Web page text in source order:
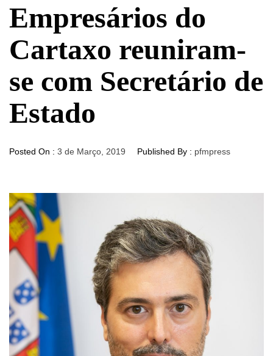
Empresários do
Cartaxo reuniram-
se com Secretário de
Estado
Posted On : 3 de Março, 2019 Published By : pfmpress